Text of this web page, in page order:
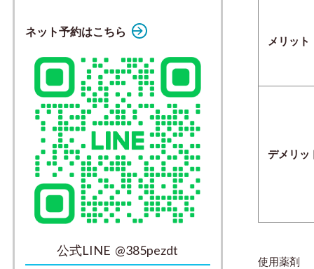
メリット
デメリッ
使用薬剤
ネット予約はこちら
公式LINE @385pezdt